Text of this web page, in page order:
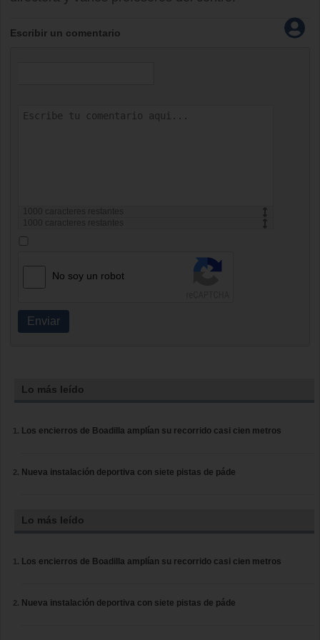
Escribir un comentario
caracteres restantes
caracteres restantes
No soy un robot
Enviar
Lo más leído
Los encierros de Boadilla amplían su recorrido casi cien metros
Nueva instalación deportiva con siete pistas de páde
Lo más leído
Los encierros de Boadilla amplían su recorrido casi cien metros
Nueva instalación deportiva con siete pistas de páde